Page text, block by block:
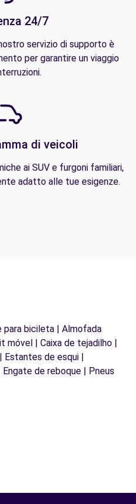
24/7
servizio di supporto è
per garantire un viaggio
di veicoli
ai SUV e furgoni familiari,
adatto alle tue esigenze.
para bicileta | Almofada
móvel | Caixa de tejadilho |
Estantes de esqui |
de reboque | Pneus